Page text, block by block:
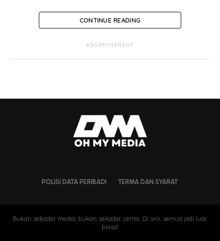
CONTINUE READING
ADVERTISEMENT
POLISI DATA PERIBADI TERMA DAN SYARAT
Bukan sekadar media, bukan sekadar cerita. Di sini, semua jadi luar
biasa!